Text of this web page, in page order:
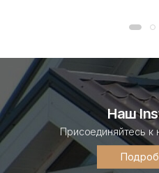
Наш
Присоединяйтесь к